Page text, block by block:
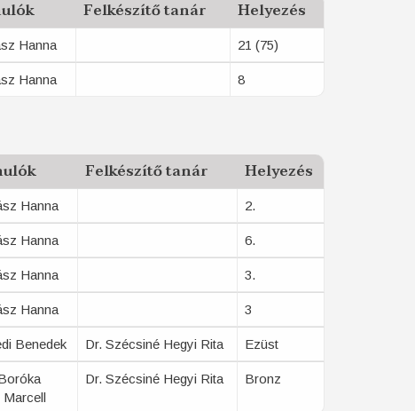
Felkészítő tanár Helyezés
Hanna 21 (75)
Hanna 8
Felkészítő tanár Helyezés
Hanna 2.
Hanna 6.
Hanna 3.
Hanna 3
Benedek Dr. Szécsiné Hegyi Rita Ezüst
Marcell
Dr. Szécsiné Hegyi Rita Bronz